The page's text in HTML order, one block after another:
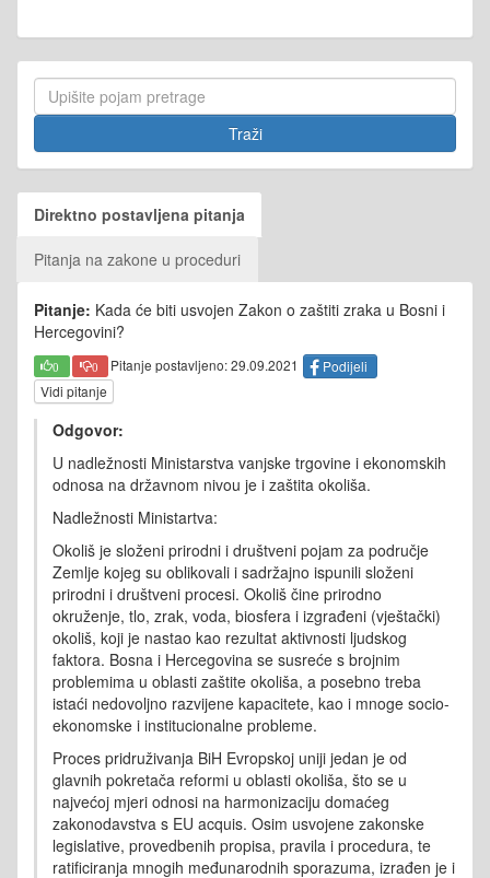
Direktno postavljena pitanja
Pitanja na zakone u proceduri
Pitanje: Kada će biti usvojen Zakon o zaštiti zraka u Bosni i
Hercegovini?
0 0 Pitanje postavljeno: 29.09.2021
Podijeli
Vidi pitanje
Odgovor:
U nadležnosti Ministarstva vanjske trgovine i ekonomskih
odnosa na državnom nivou je i zaštita okoliša.
Nadležnosti Ministartva:
Okoliš je složeni prirodni i društveni pojam za područje
Zemlje kojeg su oblikovali i sadržajno ispunili složeni
prirodni i društveni procesi. Okoliš čine prirodno
okruženje, tlo, zrak, voda, biosfera i izgrađeni (vještački)
okoliš, koji je nastao kao rezultat aktivnosti ljudskog
faktora. Bosna i Hercegovina se susreće s brojnim
problemima u oblasti zaštite okoliša, a posebno treba
istaći nedovoljno razvijene kapacitete, kao i mnoge socio-
ekonomske i institucionalne probleme.
Proces pridruživanja BiH Evropskoj uniji jedan je od
glavnih pokretača reformi u oblasti okoliša, što se u
najvećoj mjeri odnosi na harmonizaciju domaćeg
zakonodavstva s EU acquis. Osim usvojene zakonske
legislative, provedbenih propisa, pravila i procedura, te
ratificiranja mnogih međunarodnih sporazuma, izrađen je i